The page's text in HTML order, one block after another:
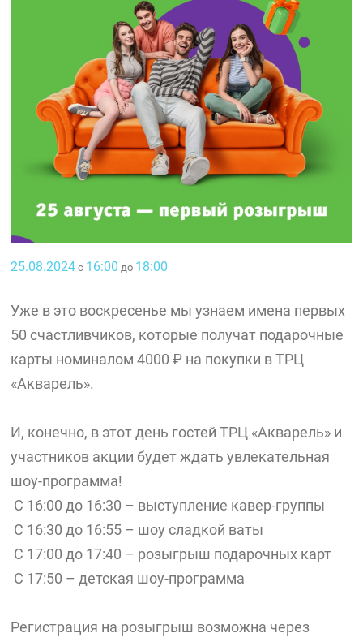
25.08.2024 с 16:00 до 18:00
Уже в это воскресенье мы узнаем имена первых
50 счастливчиков, которые получат подарочные
карты номиналом 4000 ₽ на покупки в ТРЦ
«Акварель».
И, конечно, в этот день гостей ТРЦ «Акварель» и
участников акции будет ждать увлекательная
шоу-программа!
С 16:00 до 16:30 – выступление кавер-группы
С 16:30 до 16:55 – шоу сладкой ваты
С 17:00 до 17:40 – розыгрыш подарочных карт
С 17:50 – детская шоу-программа
Регистрация на розыгрыш возможна через